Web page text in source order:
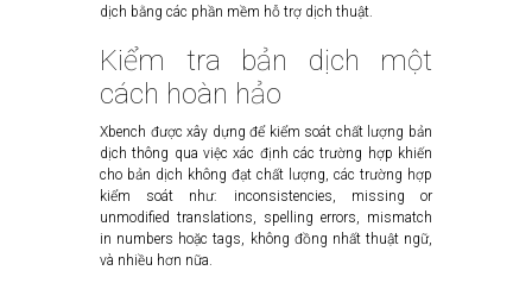
dịch bằng các phần mềm hỗ trợ dịch thuật.
Kiểm tra bản dịch một
cách hoàn hảo
Xbench được xây dựng để kiểm soát chất lượng bản
dịch thông qua việc xác định các trường hợp khiến
cho bản dịch không đạt chất lượng, các trường hợp
kiểm soát như: inconsistencies, missing or
unmodified translations, spelling errors, mismatch
in numbers hoặc tags, không đồng nhất thuật ngữ,
và nhiều hơn nữa.